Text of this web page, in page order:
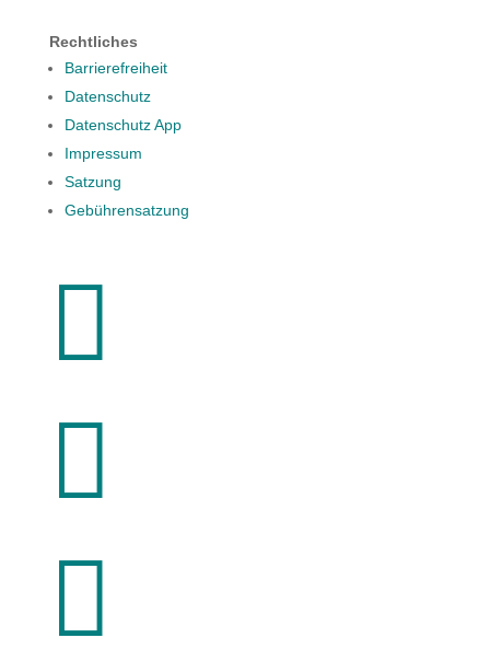
Rechtliches
Barrierefreiheit
Datenschutz
Datenschutz App
Impressum
Satzung
Gebührensatzung


